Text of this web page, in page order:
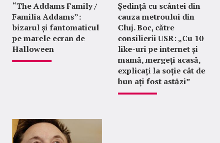
“The Addams Family /
Familia Addams”:
bizarul și fantomaticul
pe marele ecran de
Halloween
Ședință cu scântei din
cauza metroului din
Cluj. Boc, către
consilierii USR: „Cu 10
like-uri pe internet și
mamă, mergeți acasă,
explicați la soție cât de
bun ați fost astăzi”